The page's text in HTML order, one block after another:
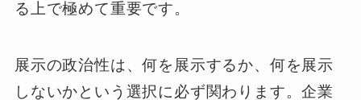
る上で極めて重要です。
展示の政治性は、何を展示するか、何を展示
しないかという選択に必ず関わります。企業